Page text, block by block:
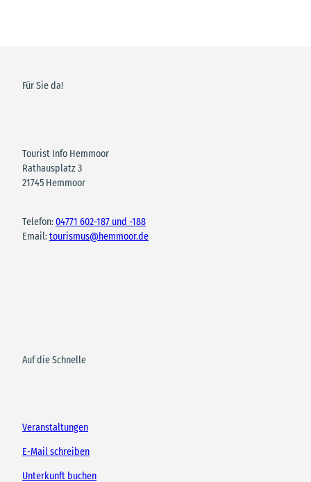
Für Sie da!
Tourist Info Hemmoor
Rathausplatz 3
21745 Hemmoor
Telefon:04771 602-187 und -188
Email:tourismus@hemmoor.de
Auf die Schnelle
Veranstaltungen
E-Mail schreiben
Unterkunft buchen